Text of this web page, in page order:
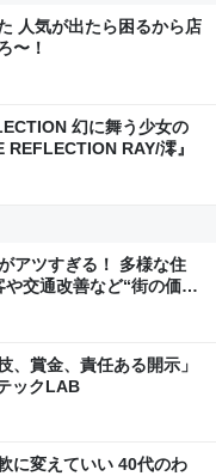
人気が出たら困るから店
〜！
幻に舞う少女の
RAY/澪』
アツすぎる！ 多様な住
交通改善など“街の価値
賞金、責任ある開示」
ックLAB
に変えていい 40代のわ